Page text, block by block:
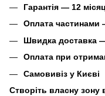
Гарантія — 12
Оплата частинами
Швидка доставка
Оплата при
Самовивіз у Києві
Створіть власну зону